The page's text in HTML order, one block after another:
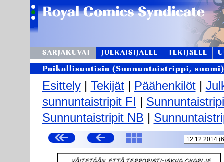
SARJAKUVAT JULKAISIJALLE TEKIJäLLE
Paikallisuutisia (Sunnuntaistrippi, suomi)
Esittely| Tekijät| Päähenkilöt|
sunnuntaistripit FI |
Sunnuntaistripit NB |